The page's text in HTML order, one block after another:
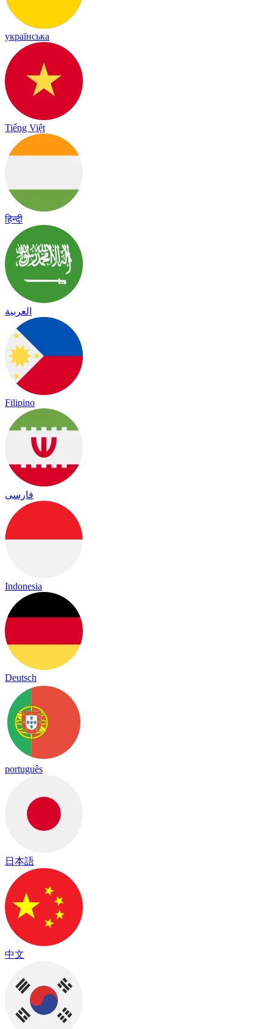
українська
Tiếng Việt
हिन्दी
العربية
Filipino
فارسی
Indonesia
Deutsch
português
日本語
中文